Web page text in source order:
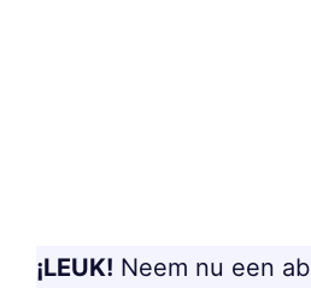
¡LEUK! Neem nu een